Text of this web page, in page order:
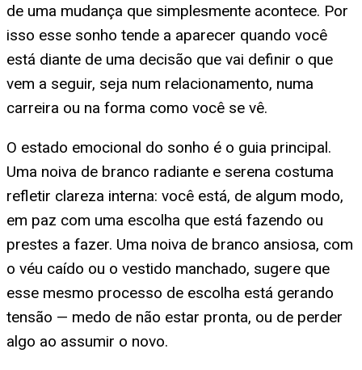
de uma mudança que simplesmente acontece. Por
isso esse sonho tende a aparecer quando você
está diante de uma decisão que vai definir o que
vem a seguir, seja num relacionamento, numa
carreira ou na forma como você se vê.
O estado emocional do sonho é o guia principal.
Uma noiva de branco radiante e serena costuma
refletir clareza interna: você está, de algum modo,
em paz com uma escolha que está fazendo ou
prestes a fazer. Uma noiva de branco ansiosa, com
o véu caído ou o vestido manchado, sugere que
esse mesmo processo de escolha está gerando
tensão — medo de não estar pronta, ou de perder
algo ao assumir o novo.